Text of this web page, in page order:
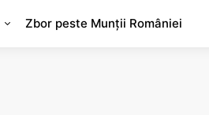
Zbor peste Munții României